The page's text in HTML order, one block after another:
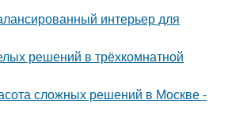
интерьер для
решений в трёхкомнатной
сложных решений в Москве -